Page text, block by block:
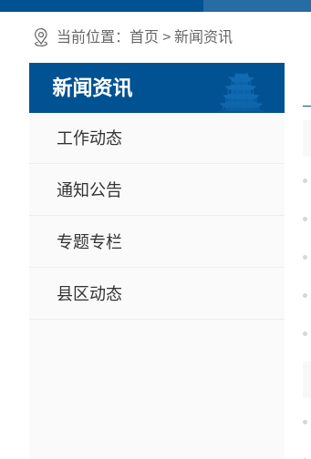
当前位置： 首页 > 新闻资讯
新闻资讯
工作动态
通知公告
专题专栏
县区动态